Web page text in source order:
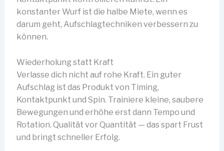
konstanter Wurf ist die halbe Miete, wenn es
darum geht, Aufschlagtechniken verbessern zu
können.
Wiederholung statt Kraft
Verlasse dich nicht auf rohe Kraft. Ein guter
Aufschlag ist das Produkt von Timing,
Kontaktpunkt und Spin. Trainiere kleine, saubere
Bewegungen und erhöhe erst dann Tempo und
Rotation. Qualität vor Quantität — das spart Frust
und bringt schneller Erfolg.